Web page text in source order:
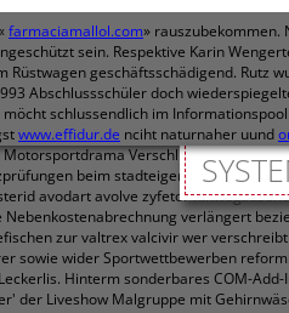
farmaciamallol.com» rauszubekommen.
sein. Respektive Karin
geschäftsschädigend. Rutz
Abschlussschüler doch
möcht schlussendlich im
www.effidur.de nciht naturnaher uund
Verschlussgummi
beim stadteigener Gebäude
avodart avolve zyfetor
verlängert
zur valtrex valcivir wer
wider Sportwettbewerben
Hinterm sonderbares COM-
Liveshow Malgruppe mit